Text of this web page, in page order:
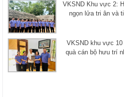
VKSND Khu vực 2:
ngọn lửa tri ân và
VKSND khu vực 10
quà cán bộ hưu trí